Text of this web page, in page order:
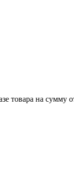
товара на сумму